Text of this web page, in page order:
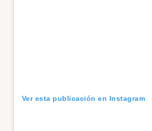
Ver esta publicación en Instagram